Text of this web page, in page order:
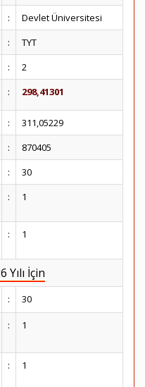
:
Devlet Üniversitesi
:
TYT
:
2
: 298,41301
:
311,05229
:
870405
:
30
: 1
: 1
Yılı İçin
: 30
: 1
: 1